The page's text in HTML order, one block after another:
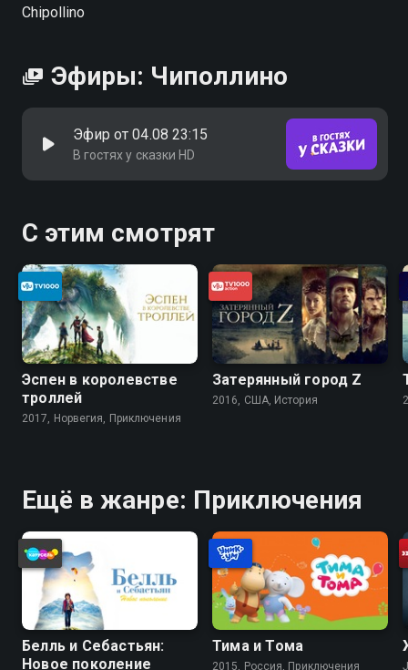
Chipollino
Эфиры: Чиполлино
Эфир от 04.08 23:15
В гостях у сказки HD
С этим смотрят
Эспен в королевстве
троллей
2017, Норвегия, Приключения
Затерянный город Z
2016, США, История
Ещё в жанре: Приключения
Белль и Себастьян:
Новое поколение
Тима и Тома
2015, Россия, Приключения